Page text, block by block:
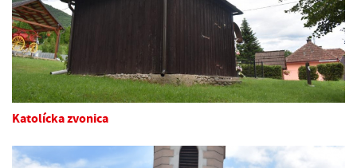
Katolícka zvonica